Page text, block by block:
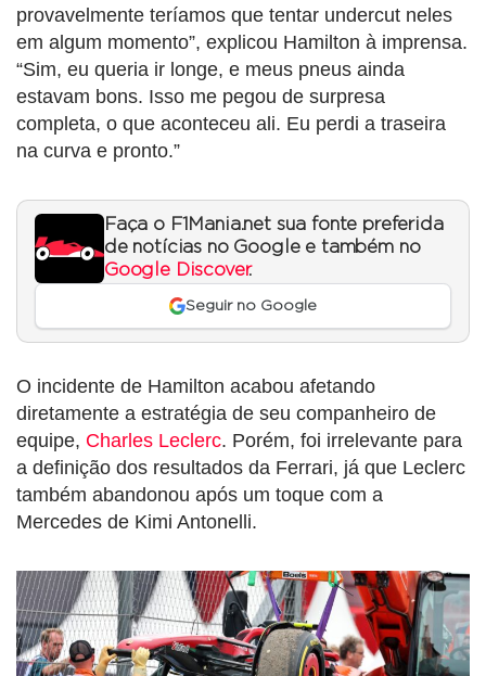
provavelmente teríamos que tentar undercut neles
em algum momento”, explicou Hamilton à imprensa.
“Sim, eu queria ir longe, e meus pneus ainda
estavam bons. Isso me pegou de surpresa
completa, o que aconteceu ali. Eu perdi a traseira
na curva e pronto.”
Faça o F1Mania.net sua fonte preferida
de notícias no Google e também no
Google Discover.
Seguir no Google
O incidente de Hamilton acabou afetando
diretamente a estratégia de seu companheiro de
equipe, Charles Leclerc. Porém, foi irrelevante para
a definição dos resultados da Ferrari, já que Leclerc
também abandonou após um toque com a
Mercedes de Kimi Antonelli.